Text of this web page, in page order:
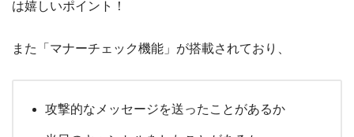
は嬉しいポイント！
また「マナーチェック機能」が搭載されており、
攻撃的なメッセージを送ったことがあるか